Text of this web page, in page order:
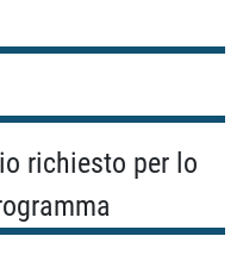
richiesto per lo